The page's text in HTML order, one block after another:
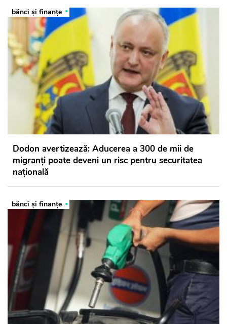
bănci şi finanţe
Dodon avertizează: Aducerea a 300 de mii de
migranți poate deveni un risc pentru securitatea
națională
bănci şi finanţe